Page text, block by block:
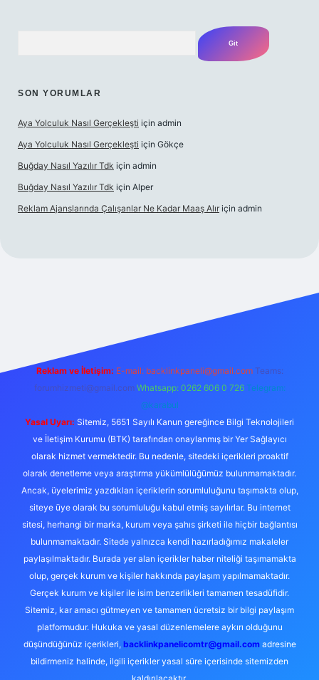
SON YORUMLAR
Aya Yolculuk Nasıl Gerçekleşti için admin
Aya Yolculuk Nasıl Gerçekleşti için Gökçe
Buğday Nasıl Yazılır Tdk için admin
Buğday Nasıl Yazılır Tdk için Alper
Reklam Ajanslarında Çalışanlar Ne Kadar Maaş Alır için admin
Reklam ve İletişim: E-mail: backlinkpaneli@gmail.com Teams:
forumhizmeti@gmail.com Whatsapp: 0262 606 0 726 Telegram:
@karabul
Yasal Uyarı: Sitemiz, 5651 Sayılı Kanun gereğince Bilgi Teknolojileri
ve İletişim Kurumu (BTK) tarafından onaylanmış bir Yer Sağlayıcı
olarak hizmet vermektedir. Bu nedenle, sitedeki içerikleri proaktif
olarak denetleme veya araştırma yükümlülüğümüz bulunmamaktadır.
Ancak, üyelerimiz yazdıkları içeriklerin sorumluluğunu taşımakta olup,
siteye üye olarak bu sorumluluğu kabul etmiş sayılırlar. Bu internet
sitesi, herhangi bir marka, kurum veya şahıs şirketi ile hiçbir bağlantısı
bulunmamaktadır. Sitede yalnızca kendi hazırladığımız makaleler
paylaşılmaktadır. Burada yer alan içerikler haber niteliği taşımamakta
olup, gerçek kurum ve kişiler hakkında paylaşım yapılmamaktadır.
Gerçek kurum ve kişiler ile isim benzerlikleri tamamen tesadüfidir.
Sitemiz, kar amacı gütmeyen ve tamamen ücretsiz bir bilgi paylaşım
platformudur. Hukuka ve yasal düzenlemelere aykırı olduğunu
düşündüğünüz içerikleri, backlinkpanelicomtr@gmail.comadresine
bildirmeniz halinde, ilgili içerikler yasal süre içerisinde sitemizden